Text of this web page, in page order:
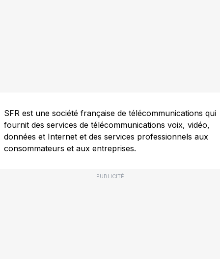
SFR est une société française de télécommunications qui
fournit des services de télécommunications voix, vidéo,
données et Internet et des services professionnels aux
consommateurs et aux entreprises.
PUBLICITÉ